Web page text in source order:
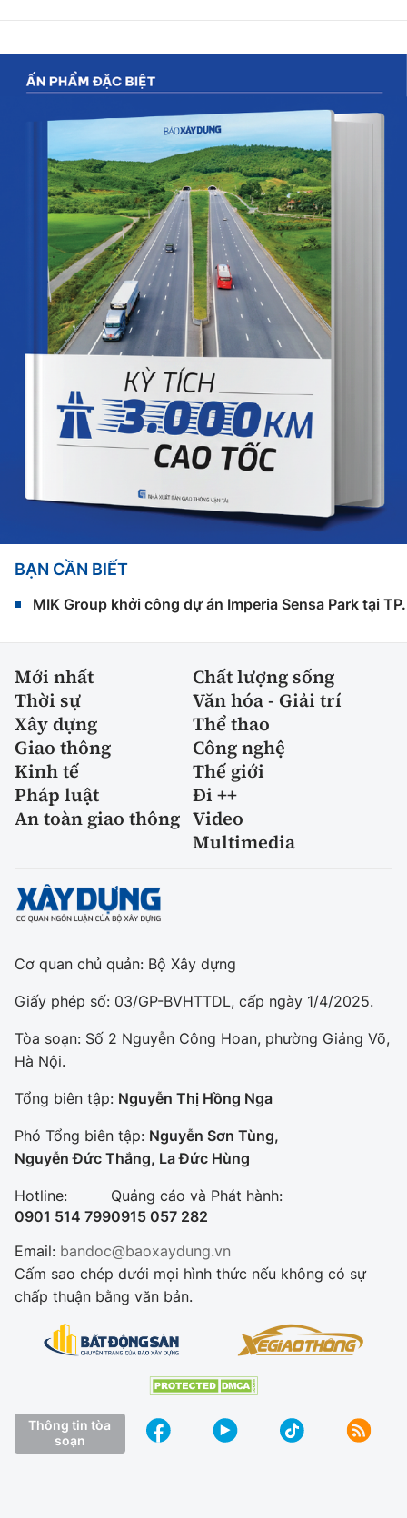
BẠN CẦN BIẾT
MIK Group khởi công dự án Imperia Sensa Park tại
Mới nhất
Chất lượng sống
Thời sự
Văn hóa - Giải trí
Xây dựng
Thể thao
Giao thông
Công nghệ
Kinh tế
Thế giới
Pháp luật
Đi ++
An toàn giao thông Video
Multimedia
Cơ quan chủ quản: Bộ Xây dựng
Giấy phép số: 03/GP-BVHTTDL, cấp ngày 1/4/2025.
Tòa soạn: Số 2 Nguyễn Công Hoan, phường Giảng Võ,
Hà Nội.
Tổng biên tập: Nguyễn Thị Hồng Nga
Phó Tổng biên tập: Nguyễn Sơn Tùng,
Nguyễn Đức Thắng, La Đức Hùng
Hotline:
0901 514 799
Quảng cáo và Phát hành:
0915 057 282
Email: bandoc@baoxaydung.vn
Cấm sao chép dưới mọi hình thức nếu không có sự
chấp thuận bằng văn bản.
Thông tin tòa
soạn